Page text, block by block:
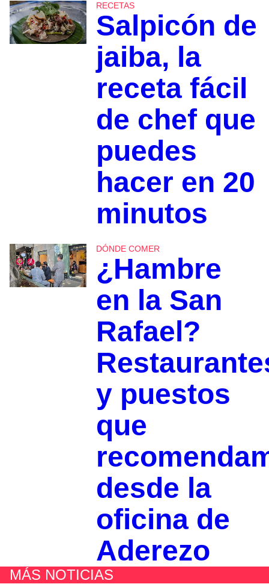
RECETAS
Salpicón de
jaiba, la
receta fácil
de chef que
puedes
hacer en 20
minutos
DÓNDE COMER
¿Hambre
en la San
Rafael?
y puestos
que
desde la
oficina de
Aderezo
MÁS NOTICIAS